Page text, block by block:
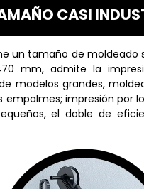
CASI
un tamaño de moldeado
mm, admite la
modelos grandes,
empalmes; impresión por
el doble de